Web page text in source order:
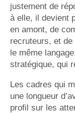
justement de
à elle, il devient
en amont, de
recruteurs, et
le même
stratégique, qui
Les cadres qui
une longueur
profil sur les